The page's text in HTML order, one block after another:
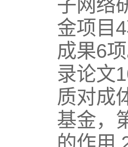
子网络
金项目
成果6
录论文
质对成
基金，